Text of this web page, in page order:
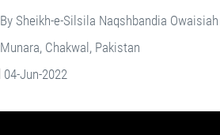
By Sheikh-e-Silsila Naqshbandia
Munara, Chakwal, Pakistan
04-Jun-2022